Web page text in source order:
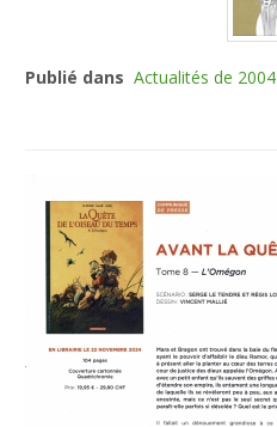
Publié dans Actualités de 2004